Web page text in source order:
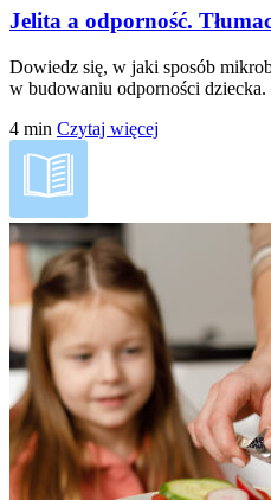
Jelita a odporność.
Dowiedz się, w jaki sposób
w budowaniu odporności dziecka.
4 min Czytaj więcej